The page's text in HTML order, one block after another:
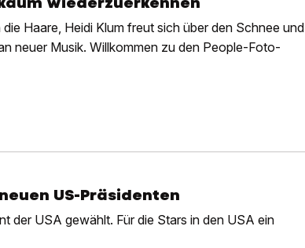
Haare, Heidi Klum freut sich über den Schnee und
neuer Musik. Willkommen zu den People-Foto-
US-Präsidenten
der USA gewählt. Für die Stars in den USA ein